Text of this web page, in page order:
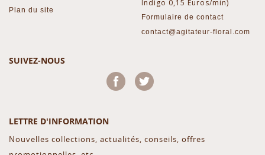
Plan du site
Indigo 0,15 Euros/min)
Formulaire de contact
contact@agitateur-floral.com
SUIVEZ-NOUS
Facebook
LETTRE D'INFORMATION
Nouvelles collections, actualités, conseils, offres